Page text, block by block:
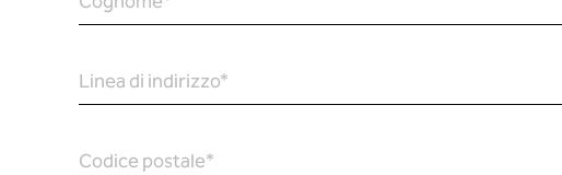
Linea di indirizzo*
Codice postale*